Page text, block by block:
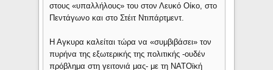
στους «υπαλλήλους» του στον Λευκό Οίκο, στο
Πεντάγωνο και στο Στέιτ Ντιπάρτμεντ.
Η Αγκυρα καλείται τώρα να «συμβιβάσει» τον
πυρήνα της εξωτερικής της πολιτικής -ουδέν
πρόβλημα στη γειτονιά μας- με τη ΝΑΤΟϊκή